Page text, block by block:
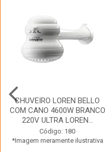
CHUVEIRO LOREN BELLO
COM CANO 4600W BRANCO
220V ULTRA LOREN...
Código: 180
*Imagem meramente ilustrativa